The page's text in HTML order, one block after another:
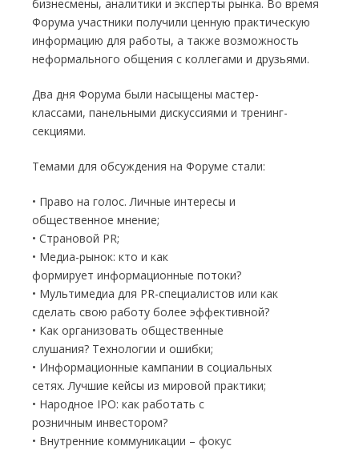
бизнесмены, аналитики и эксперты рынка. Во время
Форума участники получили ценную практическую
информацию для работы, а также возможность
неформального общения с коллегами и друзьями.
Два дня Форума были насыщены мастер-
классами, панельными дискуссиями и тренинг-
секциями.
Темами для обсуждения на Форуме стали:
• Право на голос. Личные интересы и
общественное мнение;
• Страновой PR;
• Медиа-рынок: кто и как
формирует информационные потоки?
• Мультимедиа для PR-специалистов или как
сделать свою работу более эффективной?
• Как организовать общественные
слушания? Технологии и ошибки;
• Информационные кампании в социальных
сетях. Лучшие кейсы из мировой практики;
• Народное IPO: как работать с
розничным инвестором?
• Внутренние коммуникации – фокус